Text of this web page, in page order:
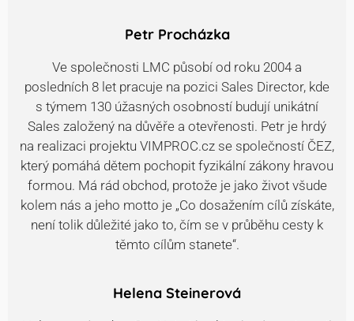
Petr Procházka
Ve společnosti LMC působí od roku 2004 a
posledních 8 let pracuje na pozici Sales Director, kde
s týmem 130 úžasných osobností budují unikátní
Sales založený na důvěře a otevřenosti. Petr je hrdý
na realizaci projektu VIMPROC.cz se společností ČEZ,
který pomáhá dětem pochopit fyzikální zákony hravou
formou. Má rád obchod, protože je jako život všude
kolem nás a jeho motto je „Co dosažením cílů získáte,
není tolik důležité jako to, čím se v průběhu cesty k
těmto cílům stanete“.
Helena Steinerová